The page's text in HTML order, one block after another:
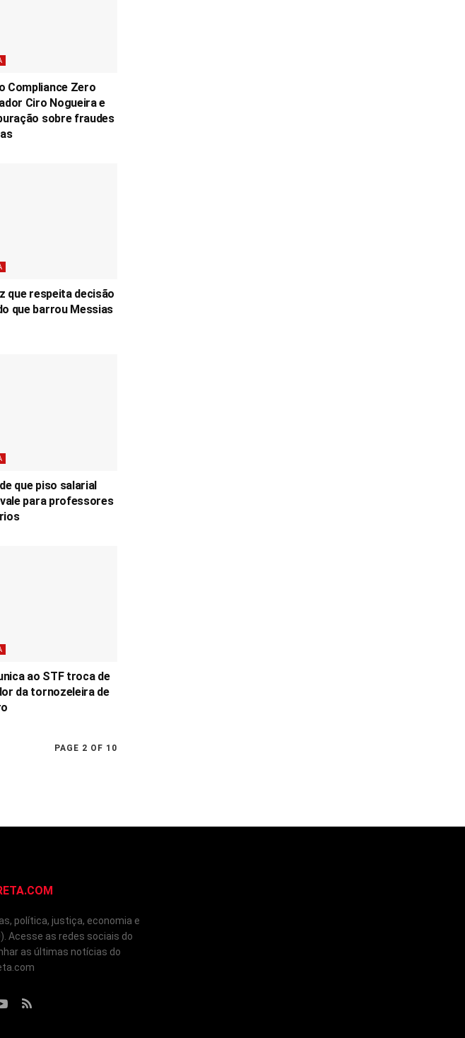
Compliance Zero
Ciro Nogueira e
sobre fraudes
que respeita decisão
que barrou Messias
que piso salarial
para professores
ao STF troca de
da tornozeleira de
PAGE 2 OF 10
política, justiça, economia e
Acesse as redes sociais do
as últimas notícias do